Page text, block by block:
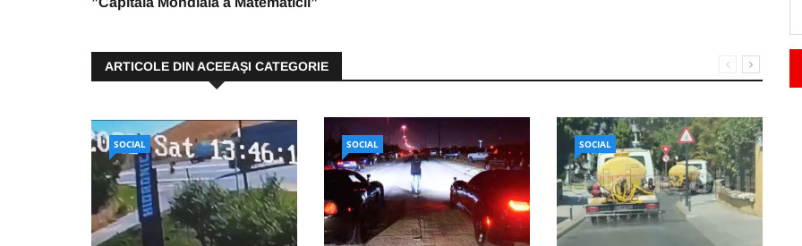
ARTICOLE DIN ACEEAŞI CATEGORIE
SOCIAL SOCIAL SOCIAL